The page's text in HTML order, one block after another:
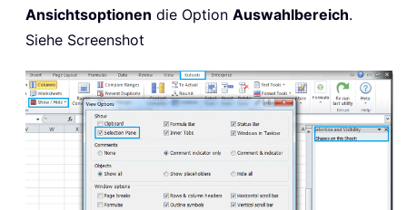
Ansichtsoptionen die Option Auswahlbereich.
Siehe Screenshot